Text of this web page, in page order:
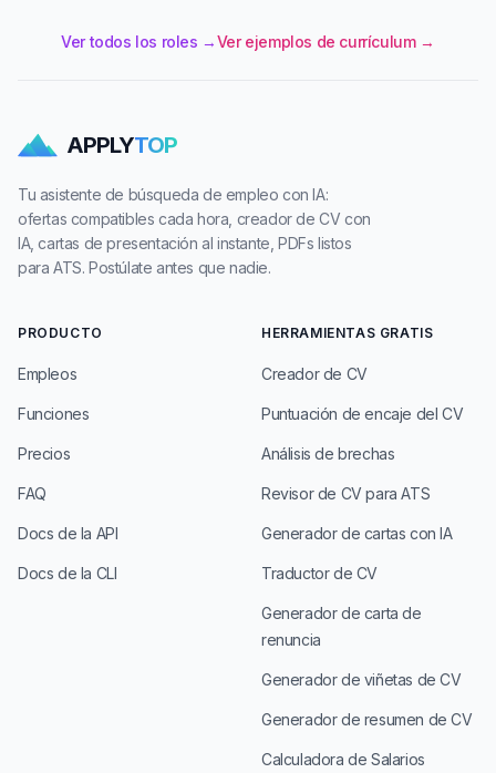
Ver todos los roles →Ver ejemplos de currículum →
APPLYTOP
Tu asistente de búsqueda de empleo con IA:
ofertas compatibles cada hora, creador de CV con
IA, cartas de presentación al instante, PDFs listos
para ATS. Postúlate antes que nadie.
PRODUCTO
Empleos
Funciones
Precios
FAQ
Docs de la API
Docs de la CLI
HERRAMIENTAS GRATIS
Creador de CV
Puntuación de encaje del CV
Análisis de brechas
Revisor de CV para ATS
Generador de cartas con IA
Traductor de CV
Generador de carta de
renuncia
Generador de viñetas de CV
Generador de resumen de CV
Calculadora de Salarios